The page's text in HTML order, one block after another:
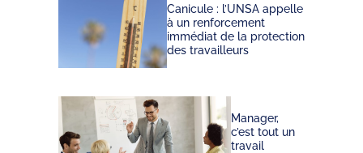
Canicule : l’UNSA appelle
à un renforcement
immédiat de la protection
des travailleurs
Manager,
c’est tout un
travail